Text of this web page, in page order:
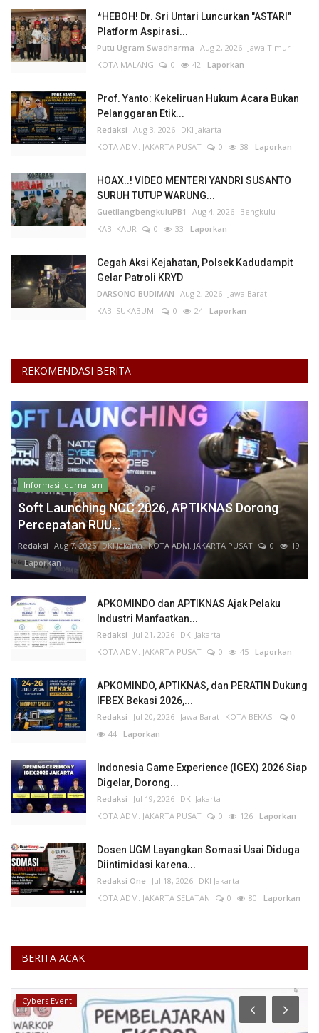
*HEBOH! Dr. Sri Untari Luncurkan "ASTARI"
Platform Aspirasi...
Putu Ugram Swadharma Aug 2, 2026 Jawa Timur
KOTA MALANG
0 42 Laporkan
Prof. Yanto: Kekeliruan Hukum Acara Bukan
Pelanggaran Etik...
Redaksi Aug 3, 2026 DKI Jakarta
KOTA ADM. JAKARTA PUSAT
0 38 Laporkan
HOAX..! VIDEO MENTERI YANDRI SUSANTO
SURUH TUTUP WARUNG...
GuetilangbengkuluPB1 Aug 4, 2026 Bengkulu
KAB. KAUR
0 33 Laporkan
Cegah Aksi Kejahatan, Polsek Kadudampit
Gelar Patroli KRYD
DARSONO BUDIMAN Aug 2, 2026 Jawa Barat
KAB. SUKABUMI
0 24 Laporkan
REKOMENDASI BERITA
Informasi Journalism
Soft Launching NCC 2026, APTIKNAS Dorong
Percepatan RUU...
Redaksi Aug 7, 2026 DKI Jakarta KOTA ADM. JAKARTA PUSAT 0
19
Laporkan
APKOMINDO dan APTIKNAS Ajak Pelaku
Industri Manfaatkan...
Redaksi Jul 21, 2026 DKI Jakarta
KOTA ADM. JAKARTA PUSAT
0 45 Laporkan
APKOMINDO, APTIKNAS, dan PERATIN Dukung
IFBEX Bekasi 2026,...
Redaksi Jul 20, 2026 Jawa Barat KOTA BEKASI
0
44 Laporkan
Indonesia Game Experience (IGEX) 2026 Siap
Digelar, Dorong...
Redaksi Jul 19, 2026 DKI Jakarta
KOTA ADM. JAKARTA PUSAT
0 126 Laporkan
Dosen UGM Layangkan Somasi Usai Diduga
Diintimidasi karena...
Redaksi One Jul 18, 2026 DKI Jakarta
KOTA ADM. JAKARTA SELATAN
0 80 Laporkan
BERITA ACAK
Cybers Event